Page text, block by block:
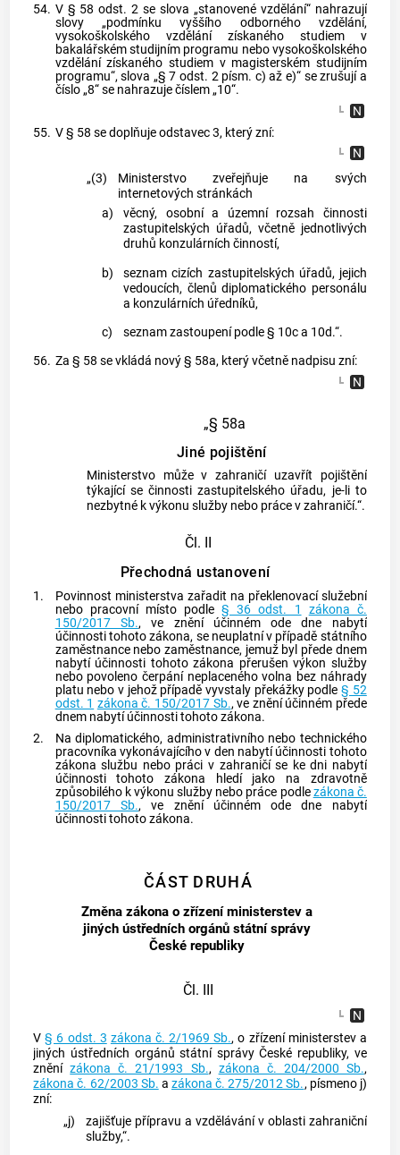
54. V § 58 odst. 2 se slova „stanovené vzdělání“ nahrazují
slovy „podmínku vyššího odborného vzdělání,
vysokoškolského vzdělání získaného studiem v
bakalářském studijním programu nebo vysokoškolského
vzdělání získaného studiem v magisterském studijním
programu“, slova „§ 7 odst. 2 písm. c) až e)“ se zrušují a
číslo „8“ se nahrazuje číslem „10“.
55. V § 58 se doplňuje odstavec 3, který zní:
„(3)
Ministerstvo zveřejňuje na svých
internetových stránkách
a)
věcný, osobní a územní rozsah činnosti
zastupitelských úřadů, včetně jednotlivých
druhů konzulárních činností,
b)
seznam cizích zastupitelských úřadů, jejich
vedoucích, členů diplomatického personálu
a konzulárních úředníků,
c)
seznam zastoupení podle § 10c a 10d.“.
56. Za § 58 se vkládá nový § 58a, který včetně nadpisu zní:
„§ 58a
Jiné pojištění
Ministerstvo může v zahraničí uzavřít pojištění
týkající se činnosti zastupitelského úřadu, je-li to
nezbytné k výkonu služby nebo práce v zahraničí.“.
Čl. II
Přechodná ustanovení
1.
Povinnost ministerstva zařadit na překlenovací služební
nebo pracovní místo podle§ 36 odst. 1
zákona č.
150/2017 Sb., ve znění účinném ode dne nabytí
účinnosti tohoto zákona, se neuplatní v případě státního
zaměstnance nebo zaměstnance, jemuž byl přede dnem
nabytí účinnosti tohoto zákona přerušen výkon služby
nebo povoleno čerpání neplaceného volna bez náhrady
platu nebo v jehož případě vyvstaly překážky podle§ 52
odst. 1 zákona č. 150/2017 Sb., ve znění účinném přede
dnem nabytí účinnosti tohoto zákona.
2.
Na diplomatického, administrativního nebo technického
pracovníka vykonávajícího v den nabytí účinnosti tohoto
zákona službu nebo práci v zahraničí se ke dni nabytí
účinnosti tohoto zákona hledí jako na zdravotně
způsobilého k výkonu služby nebo práce podlezákona č.
150/2017 Sb., ve znění účinném ode dne nabytí
účinnosti tohoto zákona.
ČÁST DRUHÁ
Změna zákona o zřízení ministerstev a
jiných ústředních orgánů státní správy
České republiky
Čl. III
V§ 6 odst. 3 zákona č. 2/1969 Sb., o zřízení ministerstev a
jiných ústředních orgánů státní správy České republiky, ve
zněnízákona č. 21/1993 Sb., zákona č. 204/2000 Sb.,
zákona č. 62/2003 Sb. azákona č. 275/2012 Sb., písmeno j)
zní:
„j)
zajišťuje přípravu a vzdělávání v oblasti zahraniční
služby,“.